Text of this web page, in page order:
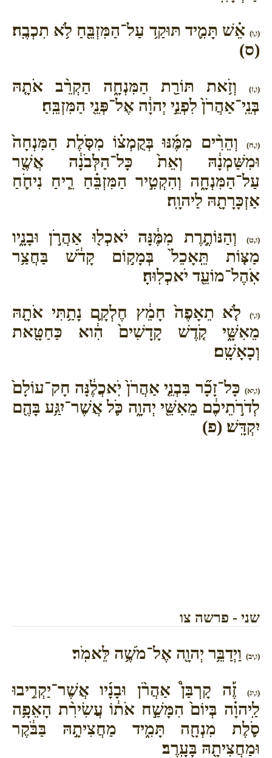
(ו,ו) אֵ֗שׁ תָּמִ֛יד תּוּקַ֥ד עַל־הַמִּזְבֵּ֖חַ לֹ֥א תִכְבֶֽה׃
(ס)
(ו,ז)
וְזֹ֥את תּוֹרַ֖ת הַמִּנְחָ֑ה הַקְרֵ֨ב אֹתָ֤הּ
בְּנֵֽי־אַהֲרֹן֙ לִפְנֵ֣י יְהוָ֔ה אֶל־פְּנֵ֖י הַמִּזְבֵּֽחַ׃
(ו,ח)
וְהֵרִ֨ים מִמֶּ֜נּוּ בְּקֻמְצ֗וֹ מִסֹּ֤לֶת הַמִּנְחָה֙
וּמִשַּׁמְנָ֔הּ וְאֵת֙ כָּל־הַלְּבֹנָ֔ה אֲשֶׁ֖ר
עַל־הַמִּנְחָ֑ה וְהִקְטִ֣יר הַמִּזְבֵּ֗חַ רֵ֧יחַ נִיחֹ֛חַ
אַזְכָּרָתָ֖הּ לַיהוָֽה׃
(ו,ט)
וְהַנּוֹתֶ֣רֶת מִמֶּ֔נָּה יֹאכְל֖וּ אַהֲרֹ֣ן וּבָנָ֑יו
מַצּ֤וֹת תֵּֽאָכֵל֙ בְּמָק֣וֹם קָדֹ֔שׁ בַּחֲצַ֥ר
אֹֽהֶל־מוֹעֵ֖ד יֹאכְלֽוּהָ׃
(ו,י)
לֹ֤א תֵאָפֶה֙ חָמֵ֔ץ חֶלְקָ֛ם נָתַ֥תִּי אֹתָ֖הּ
מֵאִשָּׁ֑י קֹ֤דֶשׁ קָֽדָשִׁים֙ הִ֔וא כַּחַטָּ֖את
וְכָאָשָֽׁם׃
(ו,יא) כָּל־זָכָ֞ר בִּבְנֵ֤י אַהֲרֹן֙ יֹֽאכֲלֶ֔נָּה חָק־עוֹלָם֙
לְדֹרֹ֣תֵיכֶ֔ם מֵאִשֵּׁ֖י יְהוָ֑ה כֹּ֛ל אֲשֶׁר־יִגַּ֥ע בָּהֶ֖ם
יִקְדָּֽשׁ׃ (פ)
שני - פרשה צו
(ו,יב) וַיְדַבֵּ֥ר יְהוָ֖ה אֶל־מֹשֶׁ֥ה לֵּאמֹֽר׃
(ו,יג)
זֶ֡ה קָרְבַּן֩ אַהֲרֹ֨ן וּבָנָ֜יו אֲשֶׁר־יַקְרִ֣יבוּ
לַֽיהוָ֗ה בְּיוֹם֙ הִמָּשַׁ֣ח אֹת֔וֹ עֲשִׂירִ֨ת הָאֵפָ֥ה
סֹ֛לֶת מִנְחָ֖ה תָּמִ֑יד מַחֲצִיתָ֣הּ בַּבֹּ֔קֶר
וּמַחֲצִיתָ֖הּ בָּעָֽרֶב׃